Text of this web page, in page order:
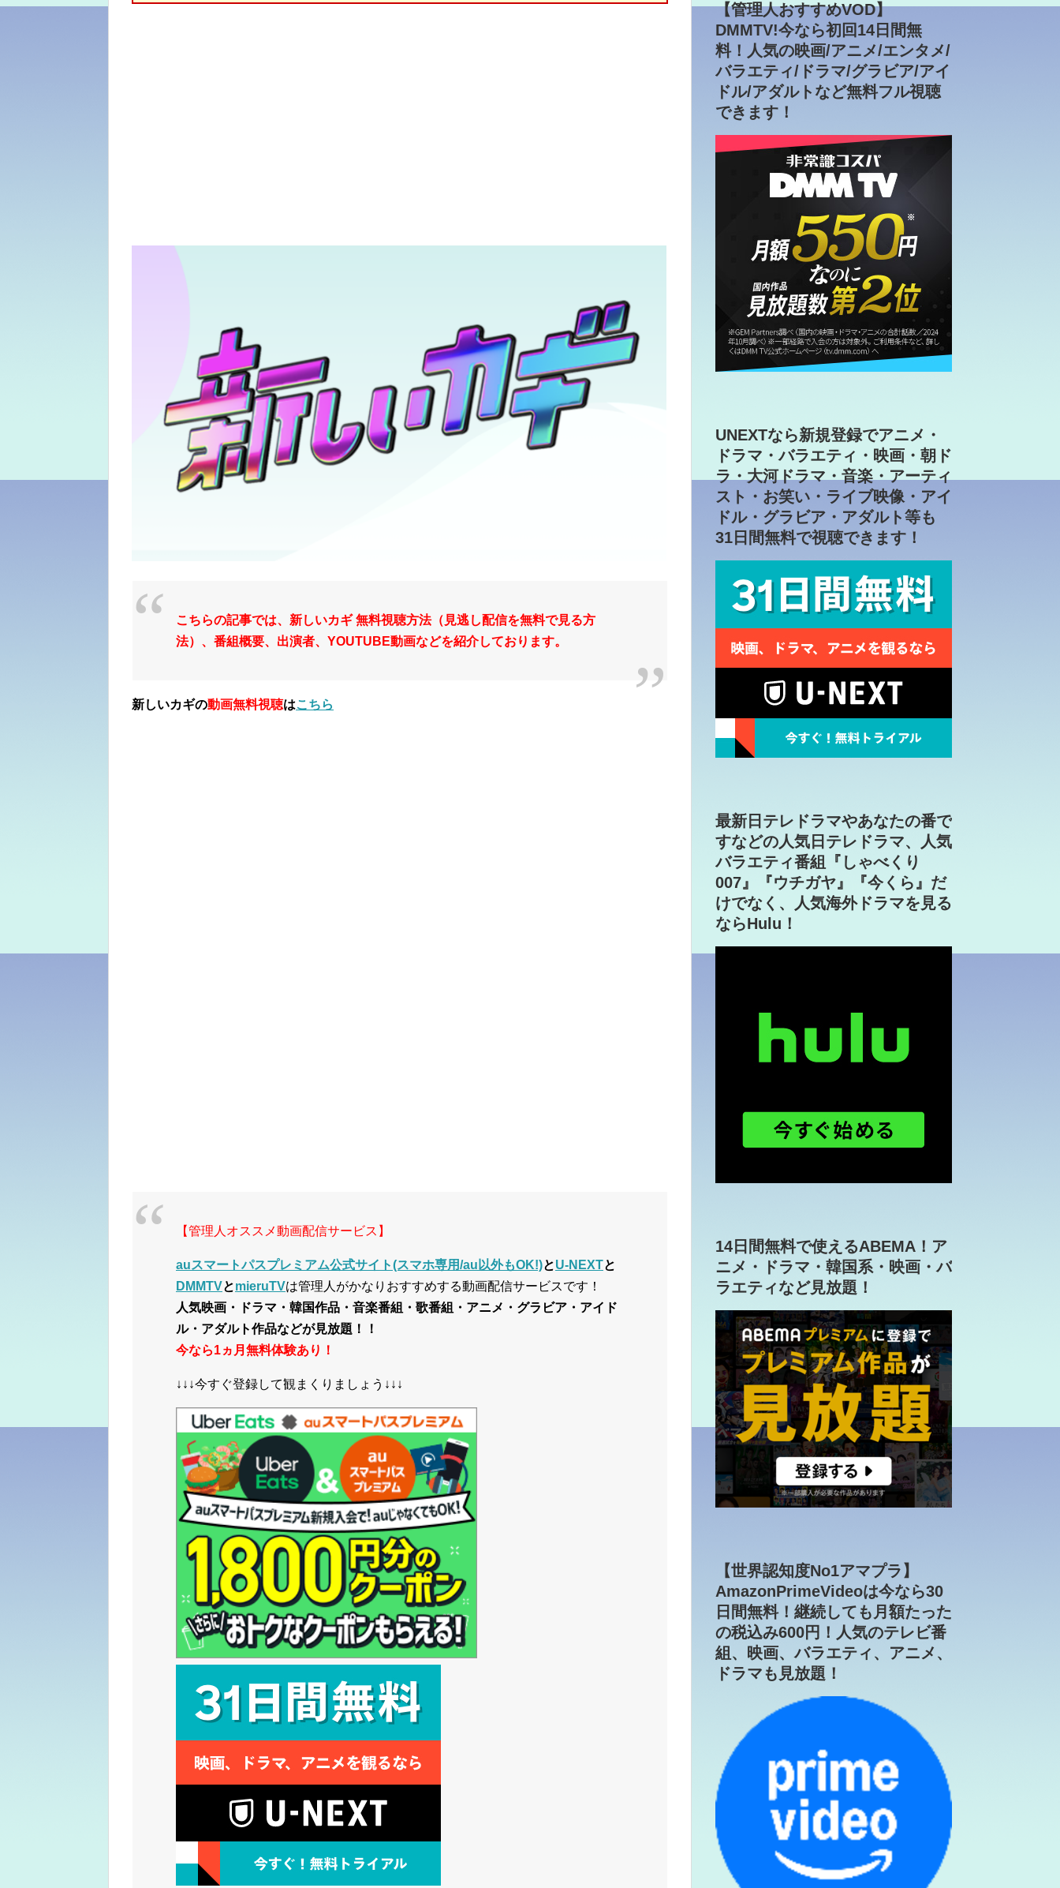
こちらの記事では、新しいカギ 無料視聴方法（見逃し配信を無料で見る方
法）、番組概要、出演者、YOUTUBE動画などを紹介しております。
新しいカギの動画無料視聴はこちら
【管理人オススメ動画配信サービス】
auスマートパスプレミアム公式サイト(スマホ専用/au以外もOK!)とU-NEXTと
DMMTVとmieruTVは管理人がかなりおすすめする動画配信サービスです！
人気映画・ドラマ・韓国作品・音楽番組・歌番組・アニメ・グラビア・アイド
ル・アダルト作品などが見放題！！
今なら1ヵ月無料体験あり！
↓↓↓今すぐ登録して観まくりましょう↓↓↓
【管理人おすすめVOD】
DMMTV!今なら初回14日間無
料！人気の映画/アニメ/エンタメ/
バラエティ/ドラマ/グラビア/アイ
ドル/アダルトなど無料フル視聴
できます！
UNEXTなら新規登録でアニメ・
ドラマ・バラエティ・映画・朝ド
ラ・大河ドラマ・音楽・アーティ
スト・お笑い・ライブ映像・アイ
ドル・グラビア・アダルト等も
31日間無料で視聴できます！
最新日テレドラマやあなたの番で
すなどの人気日テレドラマ、人気
バラエティ番組『しゃべくり
007』『ウチガヤ』『今くら』だ
けでなく、人気海外ドラマを見る
ならHulu！
14日間無料で使えるABEMA！ア
ニメ・ドラマ・韓国系・映画・バ
ラエティなど見放題！
【世界認知度No1アマプラ】
AmazonPrimeVideoは今なら30
日間無料！継続しても月額たった
の税込み600円！人気のテレビ番
組、映画、バラエティ、アニメ、
ドラマも見放題！